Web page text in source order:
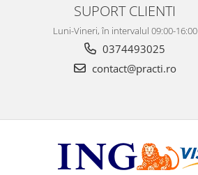
SUPORT CLIENTI
Luni-Vineri, în intervalul 09:00-16:00
0374493025
contact@practi.ro